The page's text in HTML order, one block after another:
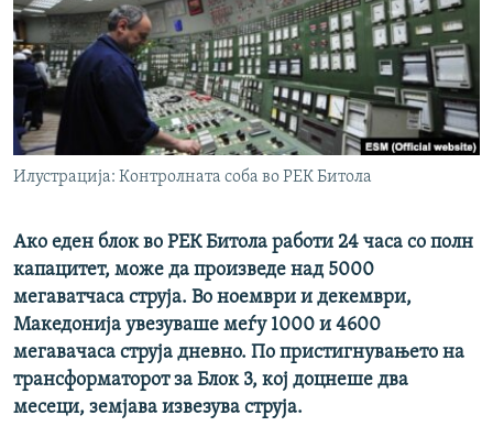
РСЕ веб страници
Илустрација: Контролната соба во РЕК Битола
Ако еден блок во РЕК Битола работи 24 часа со полн
капацитет, може да произведе над 5000
мегаватчаса струја. Во ноември и декември,
Македонија увезуваше меѓу 1000 и 4600
мегавачаса струја дневно. По пристигнувањето на
трансформаторот за Блок 3, кој доцнеше два
месеци, земјава извезува струја.